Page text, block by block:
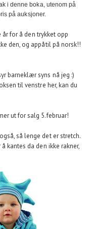
i denne boka, utenom på
på auksjoner.
for å den trykket opp
den, og appåtil på norsk!!
barneklær syns nå jeg :)
til venstre her, kan du
ut for salg 5.februar!
så lenge det er stretch.
kantes da den ikke rakner,